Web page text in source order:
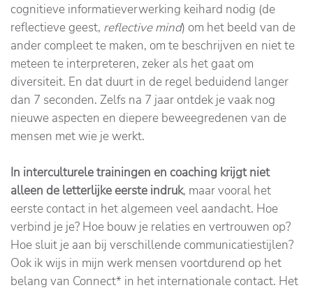
cognitieve informatieverwerking keihard nodig (de
reflectieve geest, reflective mind) om het beeld van de
ander compleet te maken, om te beschrijven en niet te
meteen te interpreteren, zeker als het gaat om
diversiteit. En dat duurt in de regel beduidend langer
dan 7 seconden. Zelfs na 7 jaar ontdek je vaak nog
nieuwe aspecten en diepere beweegredenen van de
mensen met wie je werkt.
In interculturele trainingen en coaching krijgt niet
alleen de letterlijke eerste indruk, maar vooral het
eerste contact in het algemeen veel aandacht. Hoe
verbind je je? Hoe bouw je relaties en vertrouwen op?
Hoe sluit je aan bij verschillende communicatiestijlen?
Ook ik wijs in mijn werk mensen voortdurend op het
belang van Connect* in het internationale contact. Het